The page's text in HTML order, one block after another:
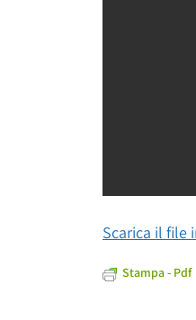
Scarica il file
Stampa - Pdf